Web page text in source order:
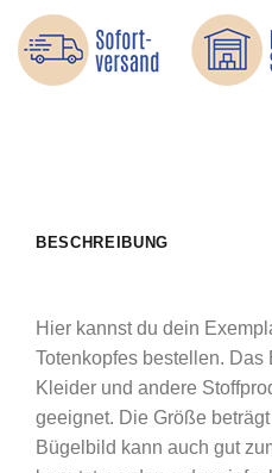
BESCHREIBUNG
Hier kannst du dein
Totenkopfes bestellen.
Kleider und andere
geeignet. Die Größe
Bügelbild kann auch gut